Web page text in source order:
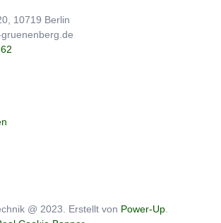
10719 Berlin
@ 2023. Erstellt von Power-Up